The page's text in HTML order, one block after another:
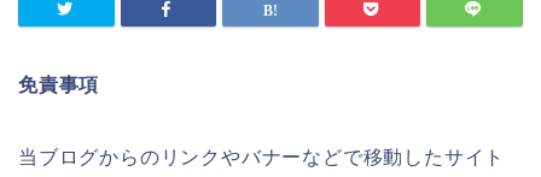
免責事項
当ブログからのリンクやバナーなどで移動したサイト